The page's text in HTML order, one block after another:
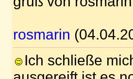
rosmarin
Ich schließe